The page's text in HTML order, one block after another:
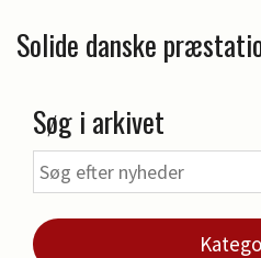
Solide danske
Søg i arkivet